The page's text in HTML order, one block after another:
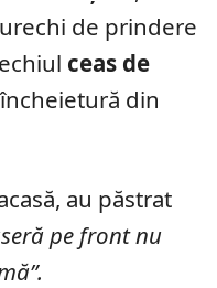
de prindere
ceas de
din
au păstrat
pe front nu